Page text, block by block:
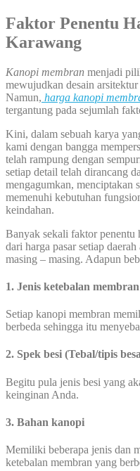
Faktor Penentu
Karawang
Kanopi membran menjadi
mewujudkan desain
Namun, harga kanopi
tergantung pada sejumlah
Kini, dalam sebuah karya
kami dengan bangga
telah rampung dengan
setiap detail telah dirancang
mengagumkan, menciptakan
memenuhi kebutuhan
keindahan.
Banyak sekali faktor penentu
dari harga pasar setiap
masing – masing. Adapun
1. Jenis ketebalan membran
Setiap kanopi membran
berbeda sehingga itu
2. Spek besi (Tebal/tipis
Begitu pula jenis besi yang
keinginan Anda.
3. Bahan kanopi
Memiliki beberapa jenis dan
ketebalan membran yang